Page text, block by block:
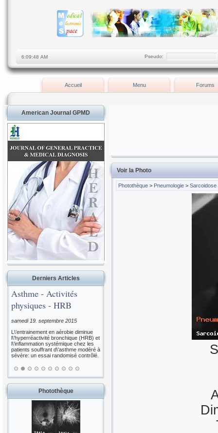
Pseudo:
Accueil Menu Forums
American Journal GPMD
Derniers Articles
Asthme - Activités
physiques - HRB
samedi 19. septembre 2015
L\'entrainement en aérobie diminue
l\'hyperréactivité bronchique (HRB) et
l\'inflammation systémique chez les
patients souffrant d\'asthme modéré à
sévère: un essai randomisé contrôlé.
Photothèque
Voir la Photo
Photothèque > Pneumologie >Sarcoidose